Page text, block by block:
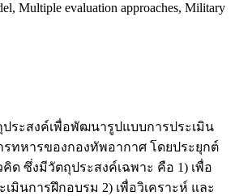
Multiple evaluation approaches, Military
ระสงค์เพื่อพัฒนารูปแบบการประเมิน
ทหารของกองทัพอากาศ โดยประยุกต์
ด ซึ่งมีวัตถุประสงค์เฉพาะ คือ 1) เพื่อ
มินการฝึกอบรม 2) เพื่อวิเคราะห์ และ